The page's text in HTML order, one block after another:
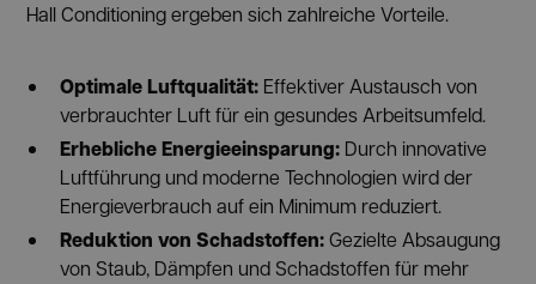
Hall Conditioning ergeben sich zahlreiche Vorteile.
Optimale Luftqualität: Effektiver Austausch von
verbrauchter Luft für ein gesundes Arbeitsumfeld.
Erhebliche Energieeinsparung: Durch innovative
Luftführung und moderne Technologien wird der
Energieverbrauch auf ein Minimum reduziert.
Reduktion von Schadstoffen:Gezielte Absaugung
von Staub, Dämpfen und Schadstoffen für mehr